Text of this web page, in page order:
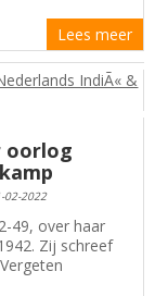
Lees meer
oorlog
02-2022
49, over haar
Zij schreef